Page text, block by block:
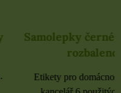
Samolepky černé
rozbaleno
Etikety pro